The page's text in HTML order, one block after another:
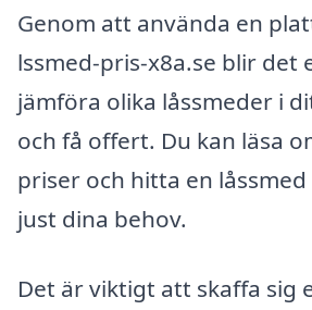
Genom att använda en
lssmed-pris-x8a.se blir det
jämföra olika låssmeder i
och få offert. Du kan läsa
priser och hitta en
just dina behov.
Det är viktigt att skaffa sig